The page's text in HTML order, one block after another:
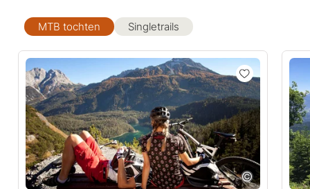
MTB tochten Singletrails